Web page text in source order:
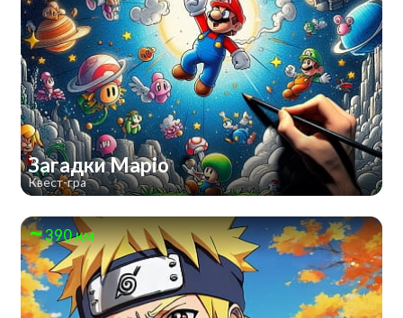
Загадки Маріо
Квест-гра
390 км